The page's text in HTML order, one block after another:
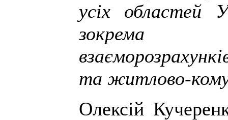
усіх областей
зокрема
та житлово-
Олексій